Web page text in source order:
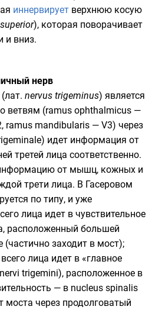
иннервирует верхнюю косую
), которая поворачивает
и вниз.
нерв
(лат. nervus trigeminus) является
ветвям (ramus ophthalmicus —
ramus mandibularis — V3) через
идет информация от
третей лица соответственно.
от мышц, кожных и
трети лица. В Гасеровом
по типу, и уже
лица идет в чувствительное
расположенный большей
заходит в мост);
лица идет в «главное
trigemini), расположенное в
— в nucleus spinalis
моста через продолговатый